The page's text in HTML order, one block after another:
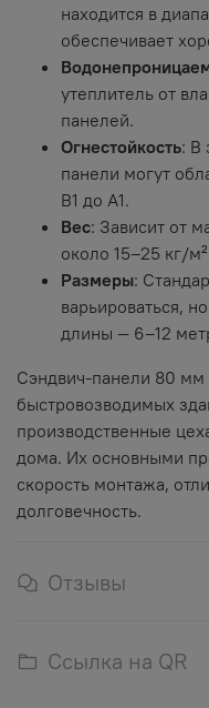
находится в
обеспечивает
утеплитель от
панелей.
Огнестойкость: В
панели могут
B1 до A1.
Вес: Зависит от
около 15–25 кг/
Размеры:
варьироваться,
длины — 6–12
Сэндвич-панели 80
быстровозводимых
производственные
дома. Их основными
скорость монтажа,
долговечность.
Отзывы
Ссылка на QR